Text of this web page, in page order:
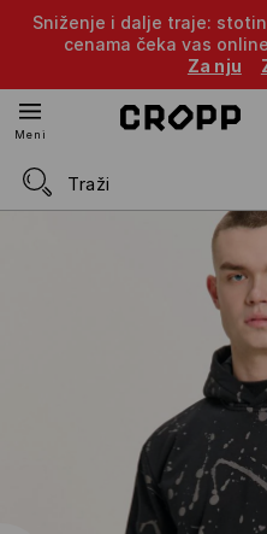
Sniženje i dalje traje:
cenama čeka vas
Za nju
Meni